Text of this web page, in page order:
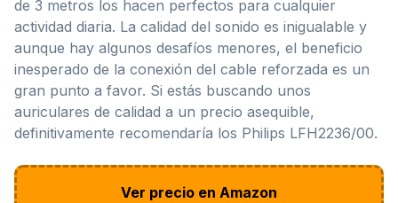
de 3 metros los hacen perfectos para cualquier
actividad diaria. La calidad del sonido es inigualable y
aunque hay algunos desafíos menores, el beneficio
inesperado de la conexión del cable reforzada es un
gran punto a favor. Si estás buscando unos
auriculares de calidad a un precio asequible,
definitivamente recomendaría los Philips LFH2236/00.
Ver precio en Amazon